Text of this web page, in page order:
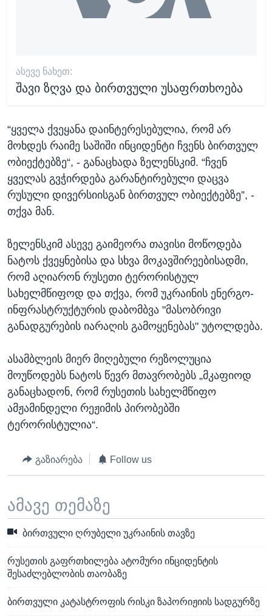
ᲐᲡᲔᲕᲔ ᲜᲐᲮᲔᲗ:
შავი ზღვა და ბირთვული უსაფრთხოება
“ყველა ქვეყანა დაინტერესებულია, რომ არ
მოხდეს რაიმე საშიში ინციდენტი ჩვენს ბირთვულ
ობიექტებზე“, - განაცხადა ზელენსკიმ. “ჩვენ
ყველას გვჭირდება გარანტირებული დაცვა
რუსული დივერსიისგან ბირთვულ ობიექტებზე”, -
თქვა მან.
ზელენსკიმ ასევე გაიმეორა თავისი მოწოდება
ნატოს ქვეყნებისა და სხვა მოკავშირეებისადმი,
რომ აღიარონ რუსეთი ტერორისტულ
სახელმწიფოდ და თქვა, რომ უკრაინის ენერგო-
ინფრასტრუქტურის დაბომბვა "მასობრივი
განადგურების იარაღის გამოყენებას" უტოლდება.
ასამბლეის მიერ მიღებული რეზოლუცია
მოუწოდებს ნატოს წევრ მთავრობებს „მკაფიოდ
განაცხადონ, რომ რუსეთის სახელმწიფო
ამჟამინდელი რეჟიმის პირობებში
ტერორისტულია“.
გაზიარება Follow us
ამავე თემაზე
ბირთვული ღრუბელი უკრაინის თავზე
რუსეთის გაფრთხილება ატომური ინციდენტის
შესაძლებლობის თაობაზე
ბირთვული კატასტროფის რისკი ზაპორიჟიის სადგურზე